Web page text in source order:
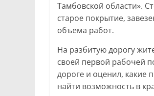
Тамбовской области».
старое покрытие,
объема работ.
На разбитую дорогу
своей первой рабочей
дороге и оценил, какие
найти возможность в